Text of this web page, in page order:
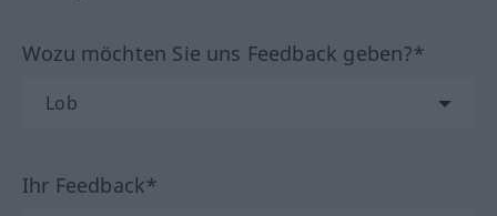
Wozu möchten Sie uns Feedback geben?*
Ihr Feedback*